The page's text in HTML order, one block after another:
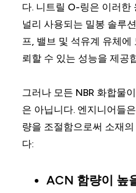
다. 니트릴 O-링은 이러한
널리 사용되는 밀봉 솔루
프, 밸브 및 석유계 유체
뢰할 수 있는 성능을 제공
그러나 모든 NBR 화합물
은 아닙니다. 엔지니어들
량을 조절함으로써 소재
다:
ACN 함량이 높